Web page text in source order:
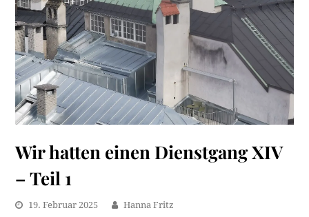
Wir hatten einen Dienstgang XIV
– Teil 1
19. Februar 2025
Hanna Fritz